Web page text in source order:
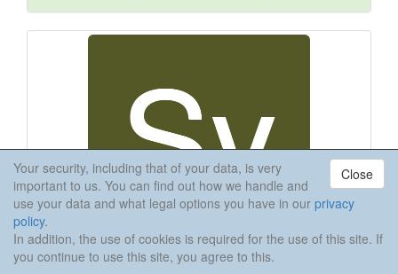
Close
Your security, including that of your data, is very
important to us. You can find out how we handle and
use your data and what legal options you have in our privacy
policy.
In addition, the use of cookies is required for the use of this site. If
you continue to use this site, you agree to this.